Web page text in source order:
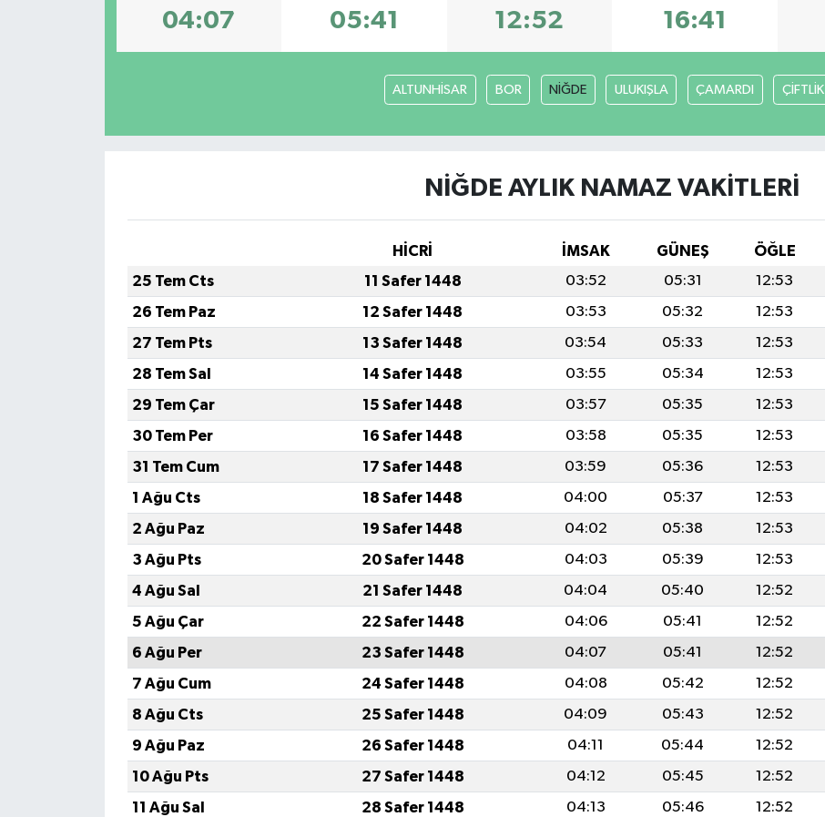
04:07 05:41 12:52 16:41
ALTUNHİSAR BOR NİĞDE ULUKIŞLA ÇAMARDI ÇİFTLİK
NİĞDE AYLIK NAMAZ VAKITLERI
HİCRİ İMSAK GÜNEŞ ÖĞLE
25 Tem Cts
11 Safer 1448 03:52 05:31 12:53
26 Tem Paz
12 Safer 1448 03:53 05:32 12:53
27 Tem Pts
13 Safer 1448 03:54 05:33 12:53
28 Tem Sal
14 Safer 1448 03:55 05:34 12:53
29 Tem Çar
15 Safer 1448 03:57 05:35 12:53
30 Tem Per
16 Safer 1448 03:58 05:35 12:53
31 Tem Cum
17 Safer 1448 03:59 05:36 12:53
1 Ağu Cts
18 Safer 1448 04:00 05:37 12:53
2 Ağu Paz
19 Safer 1448 04:02 05:38 12:53
3 Ağu Pts
20 Safer 1448 04:03 05:39 12:53
4 Ağu Sal
21 Safer 1448 04:04 05:40 12:52
5 Ağu Çar
22 Safer 1448 04:06 05:41 12:52
6 Ağu Per
23 Safer 1448 04:07 05:41 12:52
7 Ağu Cum
24 Safer 1448 04:08 05:42 12:52
8 Ağu Cts
25 Safer 1448 04:09 05:43 12:52
9 Ağu Paz
26 Safer 1448 04:11 05:44 12:52
10 Ağu Pts
27 Safer 1448 04:12 05:45 12:52
11 Ağu Sal
28 Safer 1448 04:13 05:46 12:52
Foto Galeri
Köşe Yazıları
Kültür Sanat